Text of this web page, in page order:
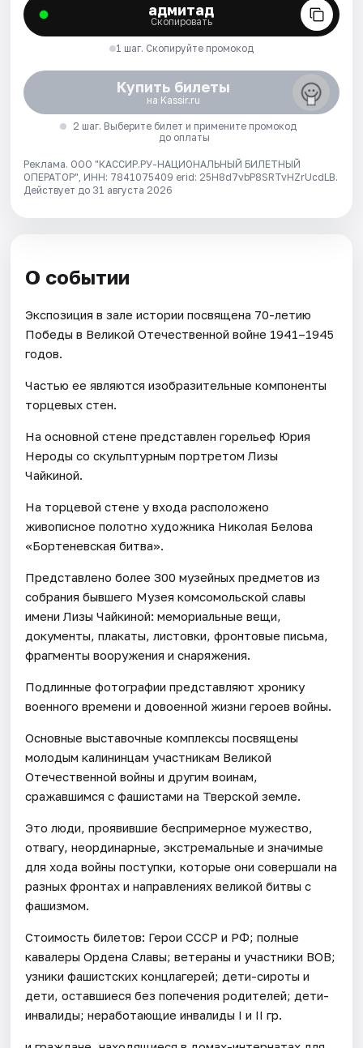
адмитад
Скопировать
1 шаг. Скопируйте промокод
Купить билеты
на Kassir.ru
2 шаг. Выберите билет и примените промокод
до оплаты
Реклама. ООО "КАССИР.РУ-НАЦИОНАЛЬНЫЙ БИЛЕТНЫЙ
ОПЕРАТОР", ИНН: 7841075409 erid: 25H8d7vbP8SRTvHZrUcdLB.
Действует до 31 августа 2026
О событии
Экспозиция в зале истории посвящена 70-летию
Победы в Великой Отечественной войне 1941–1945
годов.
Частью ее являются изобразительные компоненты
торцевых стен.
На основной стене представлен горельеф Юрия
Нероды со скульптурным портретом Лизы
Чайкиной.
На торцевой стене у входа расположено
живописное полотно художника Николая Белова
«Бортеневская битва».
Представлено более 300 музейных предметов из
собрания бывшего Музея комсомольской славы
имени Лизы Чайкиной: мемориальные вещи,
документы, плакаты, листовки, фронтовые письма,
фрагменты вооружения и снаряжения.
Подлинные фотографии представляют хронику
военного времени и довоенной жизни героев войны.
Основные выставочные комплексы посвящены
молодым калининцам участникам Великой
Отечественной войны и другим воинам,
сражавшимся с фашистами на Тверской земле.
Это люди, проявившие беспримерное мужество,
отвагу, неординарные, экстремальные и значимые
для хода войны поступки, которые они совершали на
разных фронтах и направлениях великой битвы с
фашизмом.
Стоимость билетов: Герои СССР и РФ; полные
кавалеры Ордена Славы; ветераны и участники ВОВ;
узники фашистских концлагерей; дети-сироты и
дети, оставшиеся без попечения родителей; дети-
инвалиды; неработающие инвалиды I и II гр.